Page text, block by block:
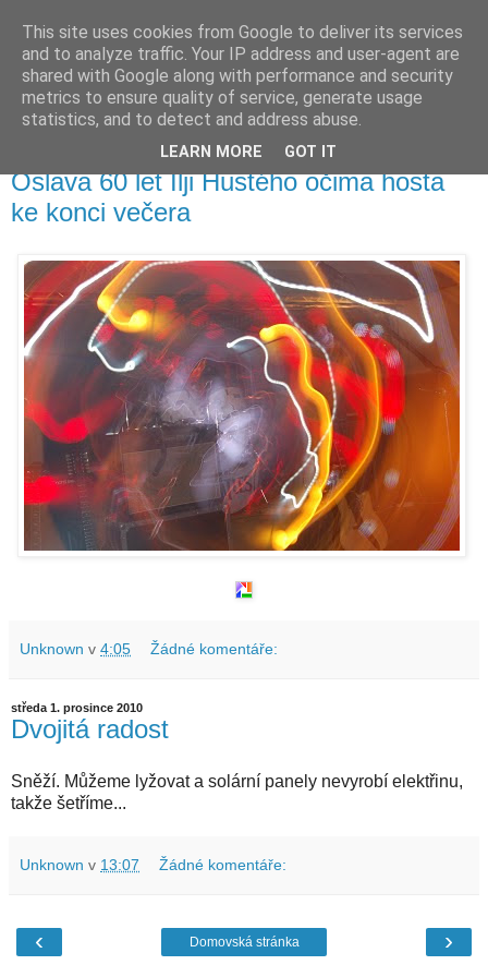
waldhans.cz
Kavárenský outdoor a alkoholizmus
Oslava 60 let Ilji Hustého očima hosta
ke konci večera
Unknown v 4:05 Žádné komentáře:
středa 1. prosince 2010
Dvojitá radost
Sněží. Můžeme lyžovat a solární panely nevyrobí elektřinu,
takže šetříme...
Unknown v 13:07 Žádné komentáře:
‹ ›
Domovská stránka
This site uses cookies from Google to deliver its services
and to analyze traffic. Your IP address and user-agent are
shared with Google along with performance and security
metrics to ensure quality of service, generate usage
statistics, and to detect and address abuse.
LEARN MORE GOT IT